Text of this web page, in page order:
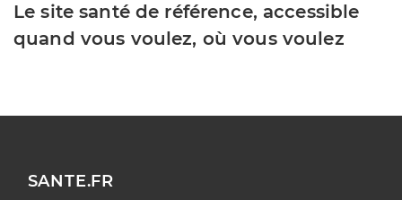
Le site santé de référence, accessible
quand vous voulez, où vous voulez
SANTE.FR